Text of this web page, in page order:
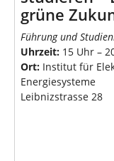
grüne
Führung und
Uhrzeit: 15 Uhr –
Ort: Institut für
Energiesysteme
Leibnizstrasse 28